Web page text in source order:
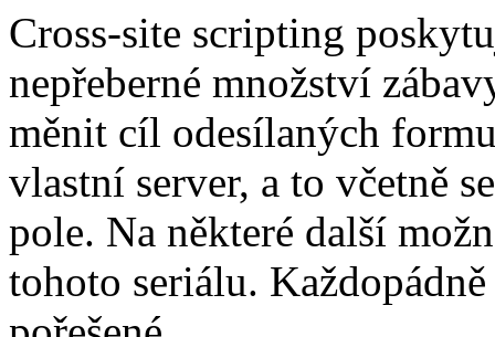
Cross-site scripting
nepřeberné množství
měnit cíl odesílaných
vlastní server, a to včetně
pole. Na některé další
tohoto seriálu.